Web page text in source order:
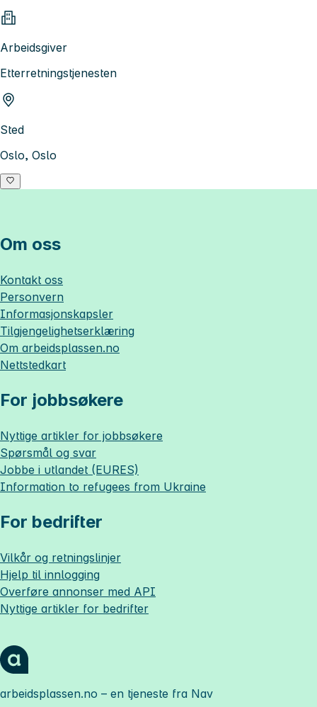
Arbeidsgiver
Etterretningstjenesten
Sted
Oslo, Oslo
Om oss
Kontakt oss
Personvern
Informasjonskapsler
Tilgjengelighetserklæring
Om arbeidsplassen.no
Nettstedkart
For jobbsøkere
Nyttige artikler for jobbsøkere
Spørsmål og svar
Jobbe i utlandet (EURES)
Information to refugees from Ukraine
For bedrifter
Vilkår og retningslinjer
Hjelp til innlogging
Overføre annonser med API
Nyttige artikler for bedrifter
arbeidsplassen.no – en tjeneste fra Nav